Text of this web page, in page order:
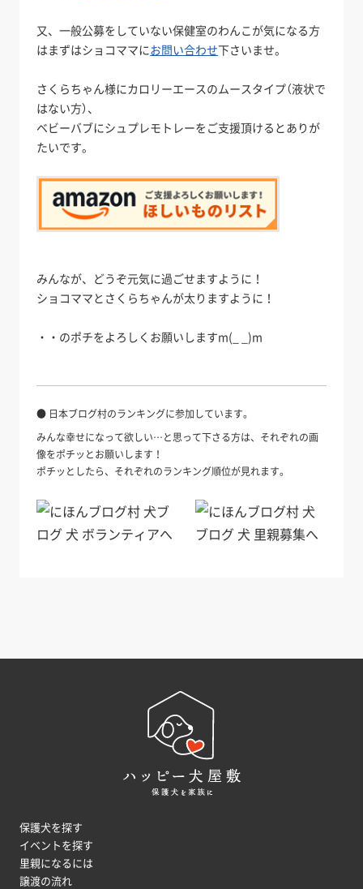
又、一般公募をしていない保健室のわんこが気になる方
はまずはショコママにお問い合わせ下さいませ。
さくらちゃん様にカロリーエースのムースタイプ（液状で
はない方）、
ベビーバブにシュプレモトレーをご支援頂けるとありが
たいです。
みんなが、どうぞ元気に過ごせますように！
ショコママとさくらちゃんが太りますように！
・・のポチをよろしくお願いしますm(_ _)m
● 日本ブログ村のランキングに参加しています。
みんな幸せになって欲しい…と思って下さる方は、それぞれの画
像をポチッとお願いします！
ポチッとしたら、それぞれのランキング順位が見れます。
保護犬を探す
イベントを探す
里親になるには
譲渡の流れ